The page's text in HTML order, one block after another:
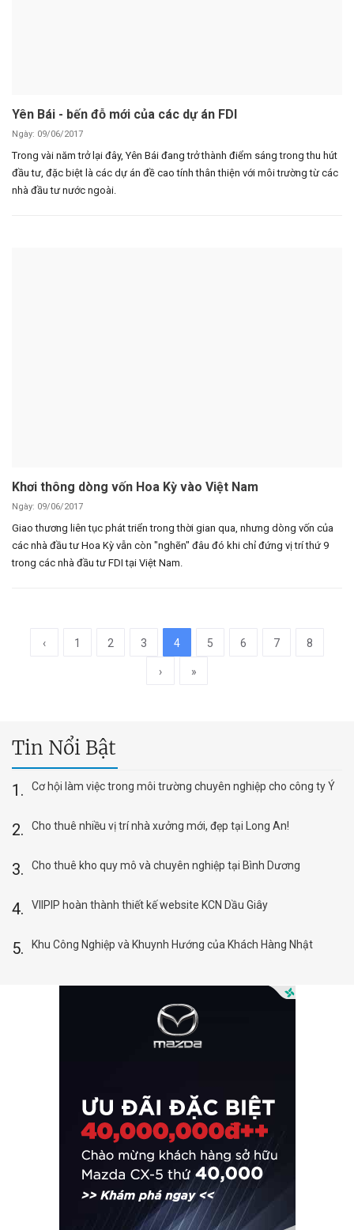
Yên Bái - bến đỗ mới của các dự án FDI
Ngày: 09/06/2017
Trong vài năm trở lại đây, Yên Bái đang trở thành điểm sáng trong thu hút
đầu tư, đặc biệt là các dự án đề cao tính thân thiện với môi trường từ các
nhà đầu tư nước ngoài.
Khơi thông dòng vốn Hoa Kỳ vào Việt Nam
Ngày: 09/06/2017
Giao thương liên tục phát triển trong thời gian qua, nhưng dòng vốn của
các nhà đầu tư Hoa Kỳ vẫn còn "nghẽn" đâu đó khi chỉ đứng vị trí thứ 9
trong các nhà đầu tư FDI tại Việt Nam.
‹ 1 2 3 4 5 6 7 8
› »
Tin Nổi Bật
Cơ hội làm việc trong môi trường chuyên nghiệp cho công ty Ý
Cho thuê nhiều vị trí nhà xưởng mới, đẹp tại Long An!
Cho thuê kho quy mô và chuyên nghiệp tại Bình Dương
VIIPIP hoàn thành thiết kế website KCN Dầu Giây
Khu Công Nghiệp và Khuynh Hướng của Khách Hàng Nhật